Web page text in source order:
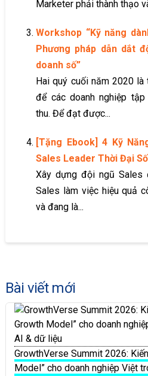
Marketer phải thành thạo
Workshop “Kỹ năng
Phương pháp dẫn dắt
doanh số”
Hai quý cuối năm 2020
để các doanh nghiệp
thu. Để đạt được...
[Tặng Ebook] 4 Kỹ
Sales Leader Thời Đại Số
Xây dựng đội ngũ
Sales làm việc hiệu quả
và đang là...
Bài viết mới
GrowthVerse Summit 2026:
Model” cho doanh nghiệp Việt